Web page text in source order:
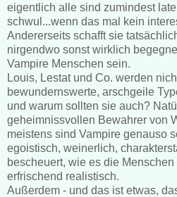
eigentlich alle sind zumindest
schwul...wenn das mal kein
Andererseits schafft sie
nirgendwo sonst wirklich
Vampire Menschen sein.
Louis, Lestat und Co. werden
bewundernswerte, arschgeile
und warum sollten sie auch?
geheimnissvollen Bewahrer von
meistens sind Vampire genauso
egoistisch, weinerlich,
bescheuert, wie es die
erfrischend realistisch.
Außerdem - und das ist etwas,